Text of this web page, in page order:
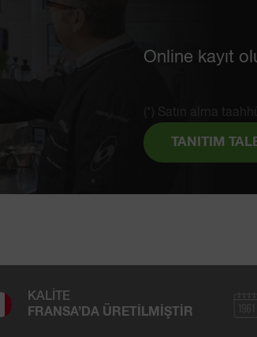
Online kayıt
(*) Satın alma
TANITIM
KALITE
FRANSA’DA ÜRETILMIŞTIR